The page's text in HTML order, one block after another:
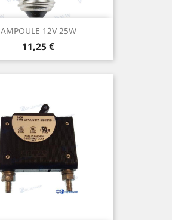
AMPOULE 12V 25W
Prix
11,25 €